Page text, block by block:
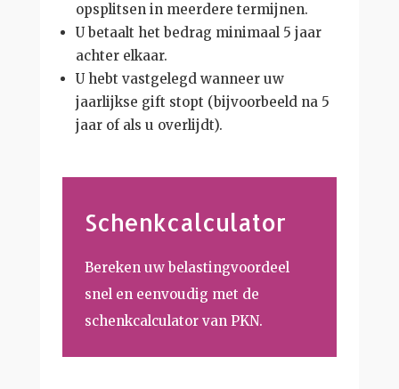
opsplitsen in meerdere termijnen.
U betaalt het bedrag minimaal 5 jaar
achter elkaar.
U hebt vastgelegd wanneer uw
jaarlijkse gift stopt (bijvoorbeeld na 5
jaar of als u overlijdt).
Schenkcalculator
Bereken uw belastingvoordeel
snel en eenvoudig met de
schenkcalculator van PKN.